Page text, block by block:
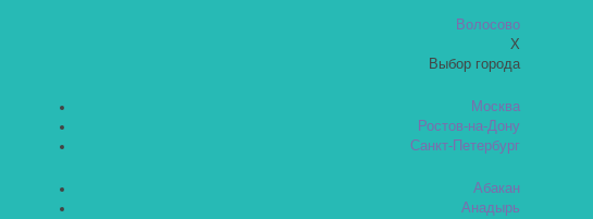
Волосово
X
Выбор города
Москва
Ростов-на-Дону
Санкт-Петербург
Абакан
Анадырь